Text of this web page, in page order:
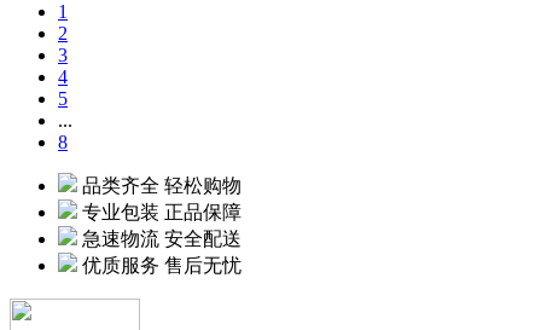
1
2
3
4
5
...
8
品类齐全 轻松购物
专业包装 正品保障
急速物流 安全配送
优质服务 售后无忧